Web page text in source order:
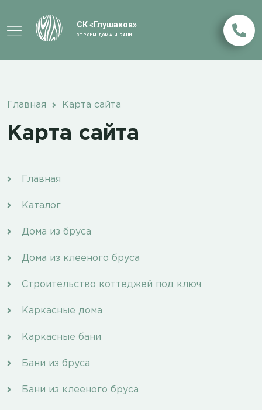
СК «Глушаков»
СТРОИМ ДОМА И БАНИ
Главная Карта сайта
Карта сайта
Главная
Каталог
Дома из бруса
Дома из клееного бруса
Строительство коттеджей под ключ
Каркасные дома
Каркасные бани
Бани из бруса
Бани из клееного бруса